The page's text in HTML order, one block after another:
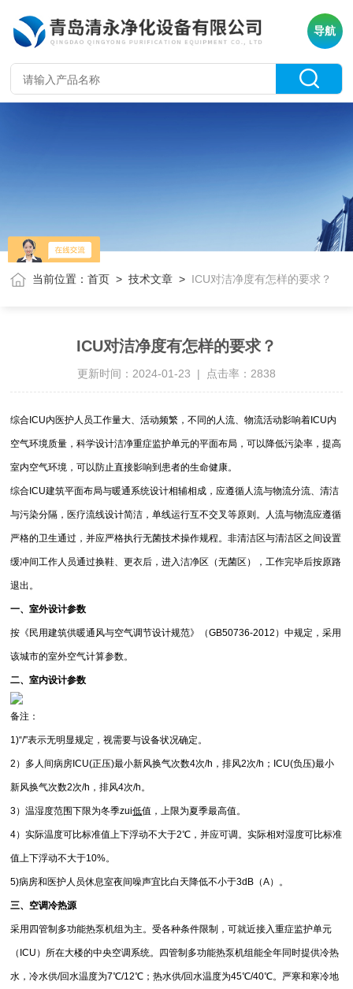
导航
当前位置：首页 >技术文章 > ICU对洁净度有怎样的要求？
ICU对洁净度有怎样的要求？
更新时间：2024-01-23 | 点击率：2838
综合ICU内医护人员工作量大、活动频繁，不同的人流、物流活动影响着ICU内
空气环境质量，科学设计洁净重症监护单元的平面布局，可以降低污染率，提高
室内空气环境，可以防止直接影响到患者的生命健康。
综合ICU建筑平面布局与暖通系统设计相辅相成，应遵循人流与物流分流、清洁
与污染分隔，医疗流线设计简洁，单线运行互不交叉等原则。人流与物流应遵循
严格的卫生通过，并应严格执行无菌技术操作规程。非清洁区与清洁区之间设置
缓冲间工作人员通过换鞋、更衣后，进入洁净区（无菌区），工作完毕后按原路
退出。
一、室外设计参数
按《民用建筑供暖通风与空气调节设计规范》（GB50736-2012）中规定，采用
该城市的室外空气计算参数。
二、室内设计参数
备注：
1)“/"表示无明显规定，视需要与设备状况确定。
2）多人间病房ICU(正压)最小新风换气次数4次/h，排风2次/h；ICU(负压)最小
新风换气次数2次/h，排风4次/h。
3）温湿度范围下限为冬季zui低值，上限为夏季最高值。
4）实际温度可比标准值上下浮动不大于2℃，并应可调。实际相对湿度可比标准
值上下浮动不大于10%。
5)病房和医护人员休息室夜间噪声宜比白天降低不小于3dB（A）。
三、空调冷热源
采用四管制多功能热泵机组为主。受各种条件限制，可就近接入重症监护单元
（ICU）所在大楼的中央空调系统。四管制多功能热泵机组能全年同时提供冷热
水，冷水供/回水温度为7℃/12℃；热水供/回水温度为45℃/40℃。严寒和寒冷地